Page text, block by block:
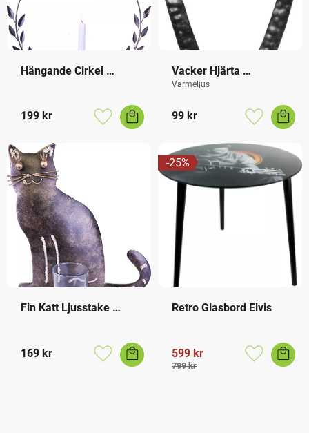
Hängande Cirkel
199 kr
Lägg till i favoriter
Vacker Hjärta
Ljusstake
Värmeljus
99 kr
Lägg till i
Fin Katt Ljusstake
169 kr
Lägg till i favoriter
Retro Glasbord Elvis
599 kr
799kr
25%
Lägg till i